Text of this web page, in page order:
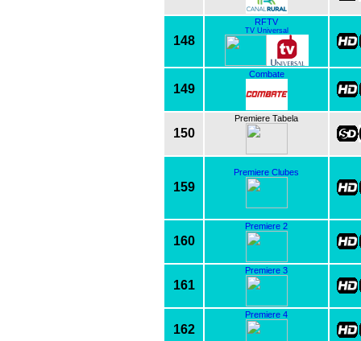
148
RFTV
TV Universal
149
Combate
150
Premiere Tabela
159
Premiere Clubes
160
Premiere 2
161
Premiere 3
162
Premiere 4